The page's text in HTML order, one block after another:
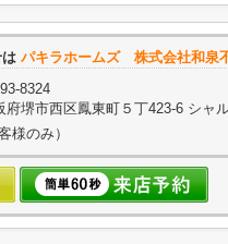
パキラホームズ 株式会社和泉
8324
府堺市西区鳳東町５丁423-6 シャ
様のみ）